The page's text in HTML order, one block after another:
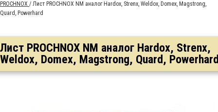
PROCHNOX / Лист PROCHNOX NM аналог Hardox, Strenx, Weldox, Domex, Magstrong,
Quard, Powerhard
Лист PROCHNOX NM аналог Hardox, Strenx,
Weldox, Domex, Magstrong, Quard,